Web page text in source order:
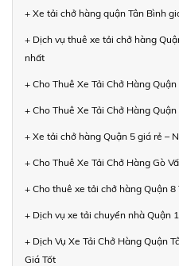
+ Xe tải chở hàng quận Tân Bình
+ Dịch vụ thuê xe tải chở hàng
nhất
+ Cho Thuê Xe Tải Chở Hàng
+ Cho Thuê Xe Tải Chở Hàng
+ Xe tải chở hàng Quận 5 giá rẻ –
+ Cho Thuê Xe Tải Chở Hàng Gò
+ Cho thuê xe tải chở hàng Quận
+ Dịch vụ xe tải chuyển nhà Quận
+ Dịch Vụ Xe Tải Chở Hàng Quận
Giá Tốt